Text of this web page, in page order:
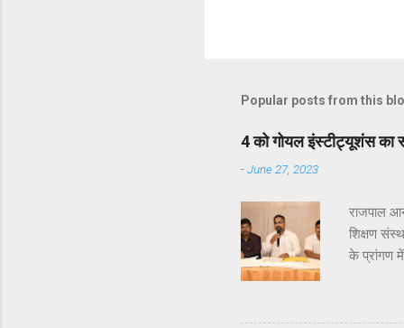
Popular posts from this
4 को गोयल इंस्टीट्यूशंस का
-June 27, 2023
राजपाल
शिक्षण
के प्रांगण
अध्यक्ष
शैक्षणिक